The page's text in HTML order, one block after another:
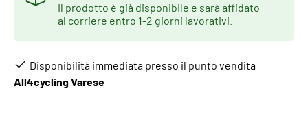
Il prodotto è già disponibile e sarà affidato
al corriere entro 1-2 giorni lavorativi.
Disponibilità immediata presso il punto vendita
All4cycling Varese